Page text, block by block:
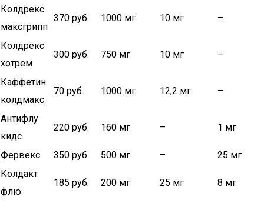
Колдрекс
максгрипп
370 руб. 1000 мг 10 мг –
Колдрекс
хотрем
300 руб. 750 мг 10 мг –
Каффетин
колдмакс
70 руб. 1000 мг 12,2 мг –
Антифлу
кидс
220 руб. 160 мг – 1 мг
Фервекс 350 руб. 500 мг –
25 мг
Колдакт
флю
185 руб. 200 мг 25 мг 8 мг